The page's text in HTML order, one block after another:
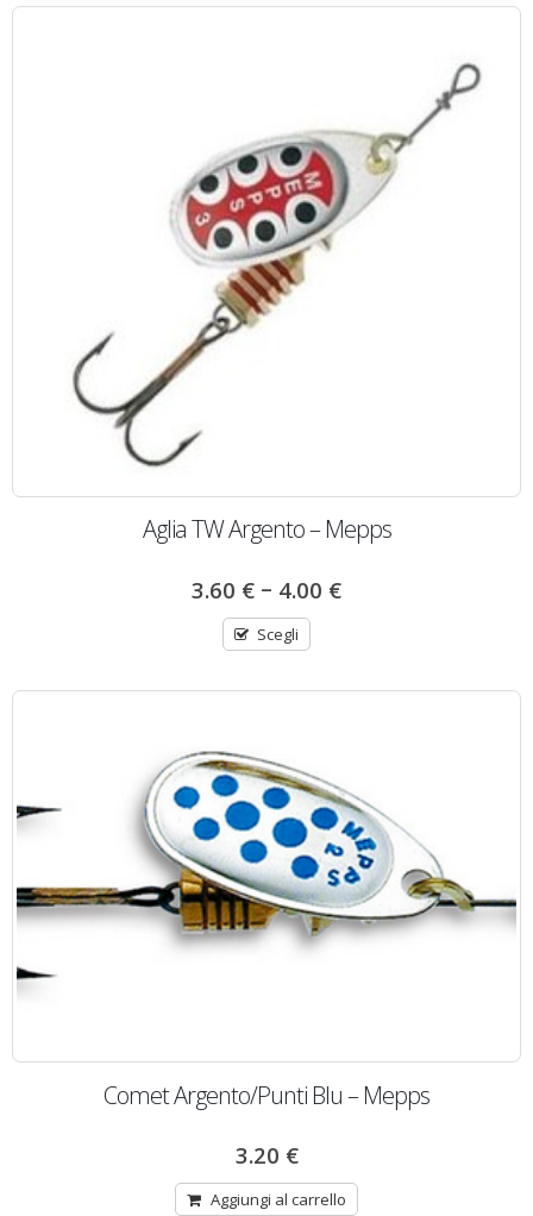
Aglia TW Argento – Mepps
3.60 € – 4.00 €
Scegli
Comet Argento/Punti Blu – Mepps
3.20 €
Aggiungi al carrello